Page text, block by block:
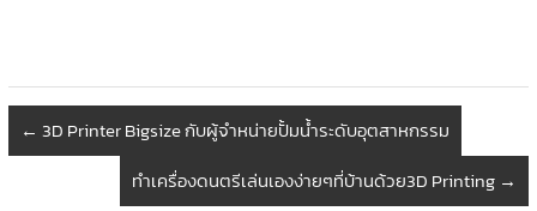
The
may
be
chosen
← 3D Printer Bigsize กับผู้จำหน่ายปั้มน้ำระดับอุตสาหกรรม
ทำเครื่องดนตรีเล่นเองง่ายๆที่บ้านด้วย3D Printing →